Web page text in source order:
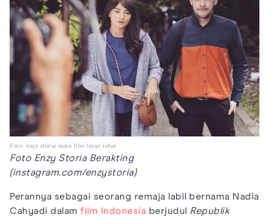
Foto: enzy storia main film layar lebar
Foto Enzy Storia Berakting
(instagram.com/enzystoria)
Perannya sebagai seorang remaja labil bernama Nadia
Cahyadi dalam film Indonesia berjudul Republik